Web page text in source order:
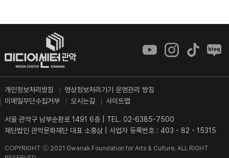
개인정보처리방침
영상정보처리기기 운영관리 방침
이메일무단수집거부
오시는길 사이트맵
서울 관악구 남부순환로 1491 6층
TEL. 02-6385-7500
재단법인 관악문화재단 대표 소홍삼
사업자 등록번호 : 403 - 82 - 15315
COPYRIGHT ⓒ 2021 Gwanak Foundation for Arts & Culture. ALL RIGHT